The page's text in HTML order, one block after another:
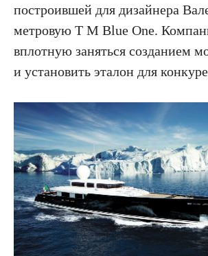
построившей для дизайнера
метровую T M Blue One.
вплотную заняться созданием
и установить эталон для